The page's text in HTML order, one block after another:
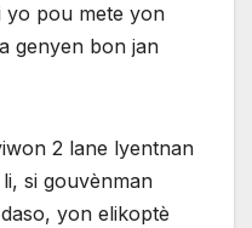
yo pou mete yon
genyen bon jan
2 lane lyentnan
si gouvènman
yon elikoptè